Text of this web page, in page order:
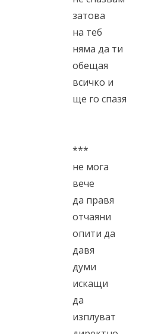
затова
на теб
няма да ти
обещая
всичко и
ще го спазя
***
не мога
вече
да правя
отчаяни
опити да
давя
думи
искащи
да
изплуват